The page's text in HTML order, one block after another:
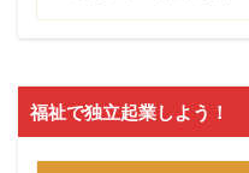
福祉で独立起業しよう！